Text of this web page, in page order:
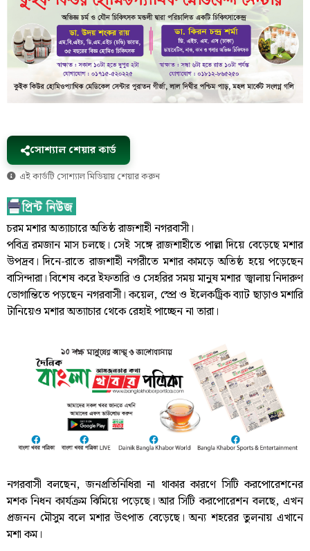
সোশ্যাল শেয়ার কার্ড
এই কার্ডটি সোশ্যাল মিডিয়ায় শেয়ার করুন
চরম মশার অত্যাচারে অতিষ্ঠ রাজশাহী নগরবাসী।
পবিত্র রমজান মাস চলছে। সেই সঙ্গে রাজশাহীতে পাল্লা দিয়ে বেড়েছে মশার
উপদ্রব। দিনে-রাতে রাজশাহী নগরীতে মশার কামড়ে অতিষ্ঠ হয়ে পড়েছেন
বাসিন্দারা। বিশেষ করে ইফতারি ও সেহরির সময় মানুষ মশার জ্বালায় নিদারুণ
ভোগান্তিতে পড়ছেন নগরবাসী। কয়েল, স্প্রে ও ইলেকট্রিক ব্যাট ছাড়াও মশারি
টানিয়েও মশার অত্যাচার থেকে রেহাই পাচ্ছেন না তারা।
নগরবাসী বলছেন, জনপ্রতিনিধিরা না থাকার কারণে সিটি করপোরেশনের
মশক নিধন কার্যক্রম ঝিমিয়ে পড়েছে। আর সিটি করপোরেশন বলছে, এখন
প্রজনন মৌসুম বলে মশার উৎপাত বেড়েছে। অন্য শহরের তুলনায় এখানে
মশা কম।